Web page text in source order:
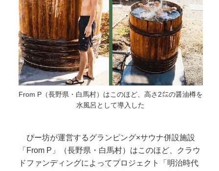
From P（長野県・白馬村）はこのほど、高さ2㍍の醤油樽を
水風呂として導入した
ぴー坊が運営するグランピング×サウナ併設施設
「From P」（長野県・白馬村）はこのほど、クラウ
ドファンディングによってプロジェクト「明治時代